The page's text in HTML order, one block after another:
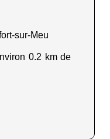
sur-Meu
0.2 km de